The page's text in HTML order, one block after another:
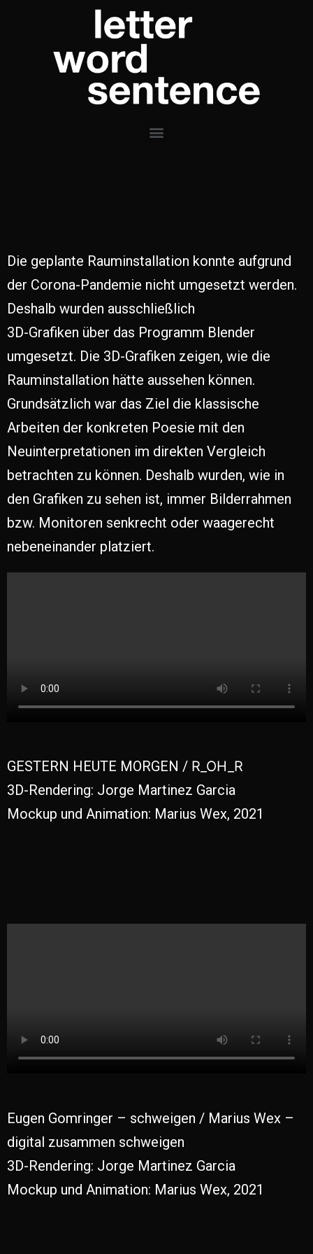
Die geplante Rauminstallation konnte aufgrund
der Corona-Pandemie nicht umgesetzt werden.
Deshalb wurden ausschließlich
3D-Grafiken über das Programm Blender
umgesetzt. Die 3D-Grafiken zeigen, wie die
Rauminstallation hätte aussehen können.
Grundsätzlich war das Ziel die klassische
Arbeiten der konkreten Poesie mit den
Neuinterpretationen im direkten Vergleich
betrachten zu können. Deshalb wurden, wie in
den Grafiken zu sehen ist, immer Bilderrahmen
bzw. Monitoren senkrecht oder waagerecht
nebeneinander platziert.
GESTERN HEUTE MORGEN / R_OH_R
3D-Rendering: Jorge Martinez Garcia
Mockup und Animation: Marius Wex, 2021
Eugen Gomringer – schweigen / Marius Wex –
digital zusammen schweigen
3D-Rendering: Jorge Martinez Garcia
Mockup und Animation: Marius Wex, 2021